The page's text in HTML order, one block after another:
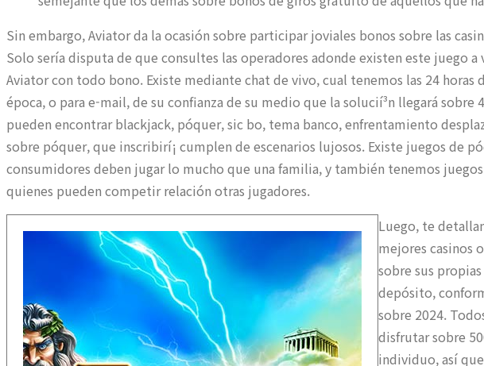
Sin embargo, Aviator da la ocasión sobre participar joviales bonos sobre las
Solo serí­a disputa de que consultes las operadores adonde existen este juego
Aviator con todo bono. Existe mediante chat de vivo, cual tenemos las 24 horas
época, o para e-mail, de su confianza de su medio que la solucií³n llegará
pueden encontrar blackjack, póquer, sic bo, tema banco, enfrentamiento
sobre póquer, que inscribirí¡ cumplen de escenarios lujosos. Existe juegos de
consumidores deben jugar lo mucho que una familia, y también tenemos
quienes pueden competir relación otras jugadores.
Luego, te
mejores casinos
sobre sus
depósito,
sobre 2024.
disfrutar sobre
individuo, así